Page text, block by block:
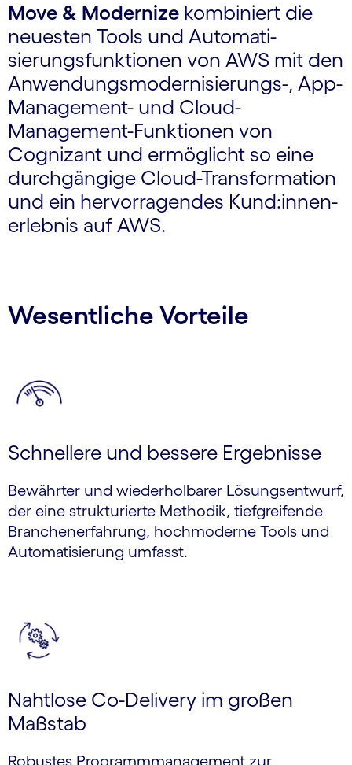
Move & Modernize kombiniert die
neuesten Tools und Auto­mati­
sierungs­funktionen von AWS mit den
Anwendungs­modernisierungs-, App-
Management- und Cloud-
Management-Funktionen von
Cognizant und ermöglicht so eine
durchgängige Cloud-Transfor­mation
und ein hervorragendes Kund:innen­
erlebnis auf AWS.
Wesentliche Vorteile
Schnellere und bessere Ergebnisse
Bewährter und wiederholbarer Lösungs­entwurf,
der eine strukturierte Methodik, tiefgreifende
Branchen­erfahrung, hochmoderne Tools und
Auto­matisierung umfasst.
Nahtlose Co-Delivery im großen
Maßstab
Robustes Programm­management zur